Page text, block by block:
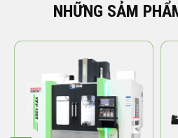
NHỮNG SẢM